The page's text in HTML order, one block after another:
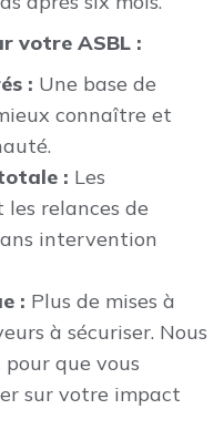
votre ASBL :
: Une base de
connaître et
: Les
relances de
intervention
: Plus de mises à
à sécuriser. Nous
que vous
sur votre impact